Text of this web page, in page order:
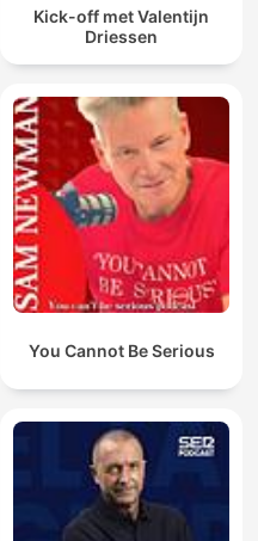
Kick-off met Valentijn
Driessen
You Cannot Be Serious